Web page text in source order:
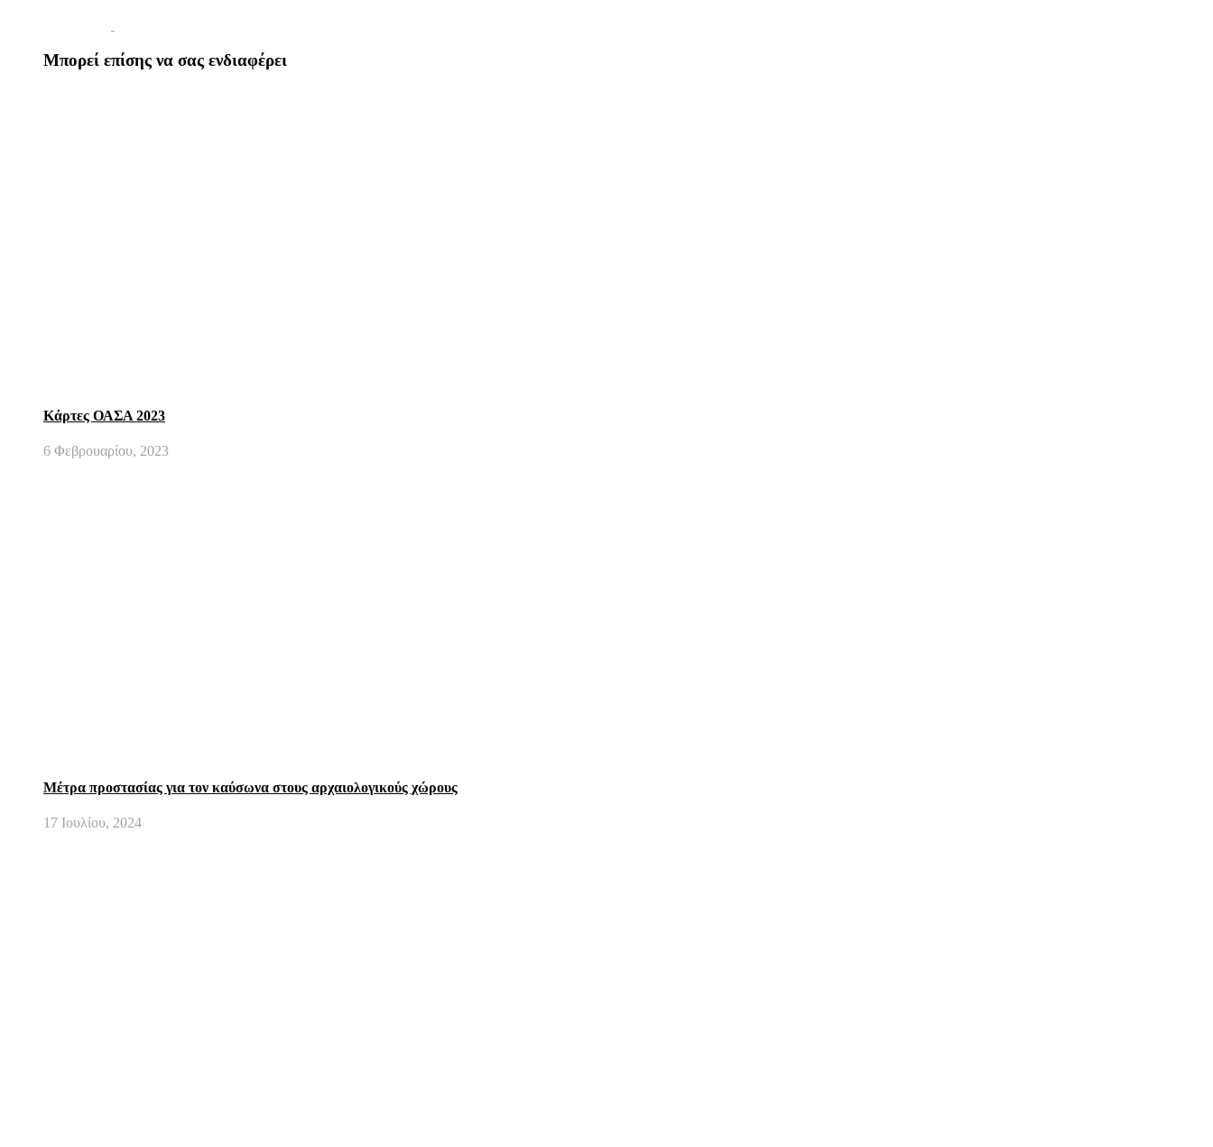
Μπορεί επίσης να σας ενδιαφέρει
Κάρτες ΟΑΣΑ 2023
6 Φεβρουαρίου, 2023
Μέτρα προστασίας για τον καύσωνα στους αρχαιολογικούς χώρους
17 Ιουλίου, 2024